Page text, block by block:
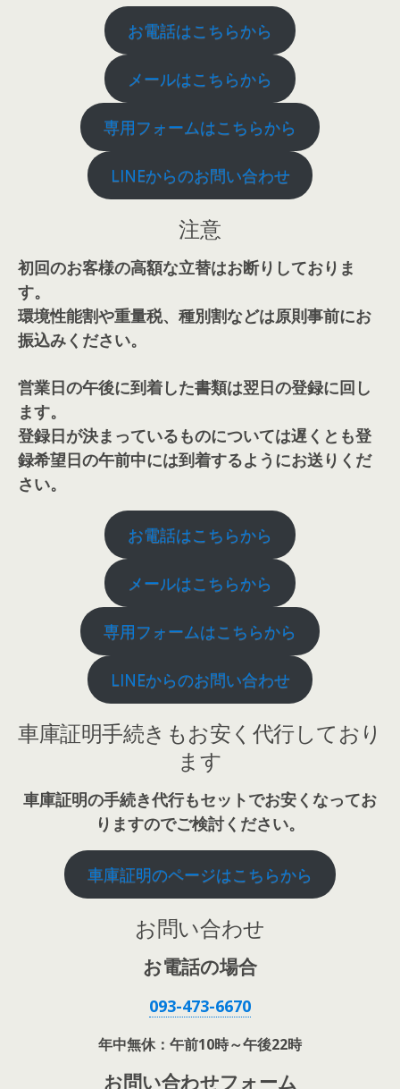
お電話はこちらから
メールはこちらから
専用フォームはこちらから
LINEからのお問い合わせ
注意
初回のお客様の高額な立替はお断りしておりま
す。
環境性能割や重量税、種別割などは原則事前にお
振込みください。
営業日の午後に到着した書類は翌日の登録に回し
ます。
登録日が決まっているものについては遅くとも登
録希望日の午前中には到着するようにお送りくだ
さい。
お電話はこちらから
メールはこちらから
専用フォームはこちらから
LINEからのお問い合わせ
車庫証明手続きもお安く代行しており
ます
車庫証明の手続き代行もセットでお安くなってお
りますのでご検討ください。
車庫証明のページはこちらから
お問い合わせ
お電話の場合
093-473-6670
年中無休：午前10時～午後22時
お問い合わせフォーム